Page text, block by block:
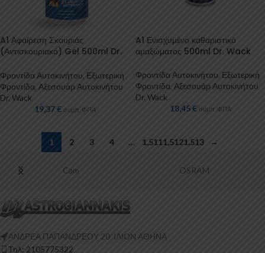
A1 Αφαίρεση Σκουριάς
(Αντισκουριακό) Gel 500ml Dr.
Φροντίδα Αυτοκινήτου, Εξωτερική
Φροντίδα Αξεσουάρ Αυτοκινήτου
Dr. Wack
19,37€ συμπ. ΦΠΑ
A1 Ενισχυμένο καθαριστικό
αμαξώματος 500ml Dr. Wack
Φροντίδα Αυτοκινήτου Εξωτερική
Φροντίδα, Αξεσουάρ Αυτοκινήτου
Dr. Wack
18,45€ συμπ. ΦΠΑ
1 2 3 4 … 1,5111,5121,513 →
Cam OSRAM
ΑΝΔΡΕΑ ΠΑΠΑΝΔΡΕΟΥ 20 ‘ΙΛΙΟΝ ΑΘΗΝΑ
Τηλ: 2105775322